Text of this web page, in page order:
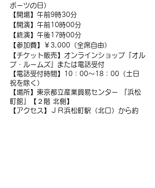
ポーツの日）
【開場】午前9時30分
【開演】午前10時00分
【終演】午後17時00分
【参加費】￥3,000（全席自由）
【チケット販売】オンラインショップ『オル
プ・ルームズ』または電話受付
【電話受付時間】10：00～18：00（土日
祝を除く）
【場所】東京都立産業貿易センター 『浜松
町館』【２階 北側】
【アクセス】ＪＲ浜松町駅（北口）から約